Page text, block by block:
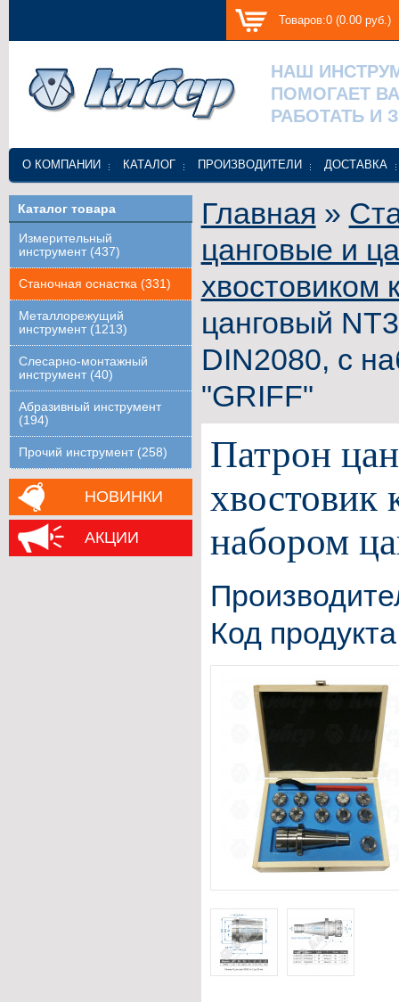
Товаров:0 (0.00 руб.)
НАШ
ПОМОГАЕТ
РАБОТАТЬ И
О КОМПАНИИ КАТАЛОГ ПРОИЗВОДИТЕЛИ ДОСТАВКА
Каталог товара
Измерительный
инструмент (437)
Станочная оснастка (331)
Металлорежущий
инструмент (1213)
Слесарно-монтажный
инструмент (40)
Абразивный инструмент
(194)
Прочий инструмент (258)
НОВИНКИ
АКЦИИ
Главная »
цанговые и
хвостовиком
цанговый
DIN2080, с
"GRIFF"
Патрон
хвостовик
набором
Код